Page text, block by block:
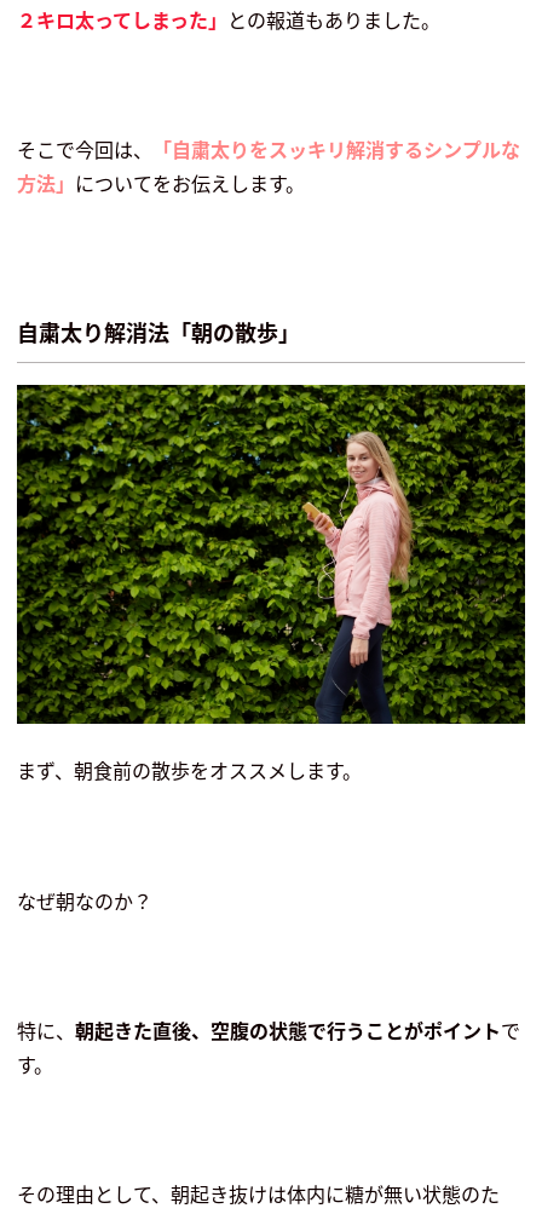
２キロ太ってしまった」
との報道もありました。
そこで今回は、
「自粛太りをスッキリ解消するシンプルな
方法」 についてをお伝えします。
自粛太り解消法「朝の散歩」
まず、朝食前の散歩をオススメします。
なぜ朝なのか？
特に、 朝起きた直後、空腹の状態で行うことがポイントで
す。
その理由として、朝起き抜けは体内に糖が無い状態のた